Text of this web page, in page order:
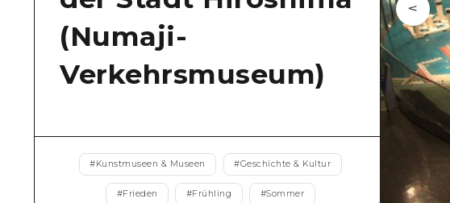
(Numaji-
Verkehrsmuseum)
#Kunstmuseen & Museen #Geschichte & Kultur
#Frieden #Frühling #Sommer